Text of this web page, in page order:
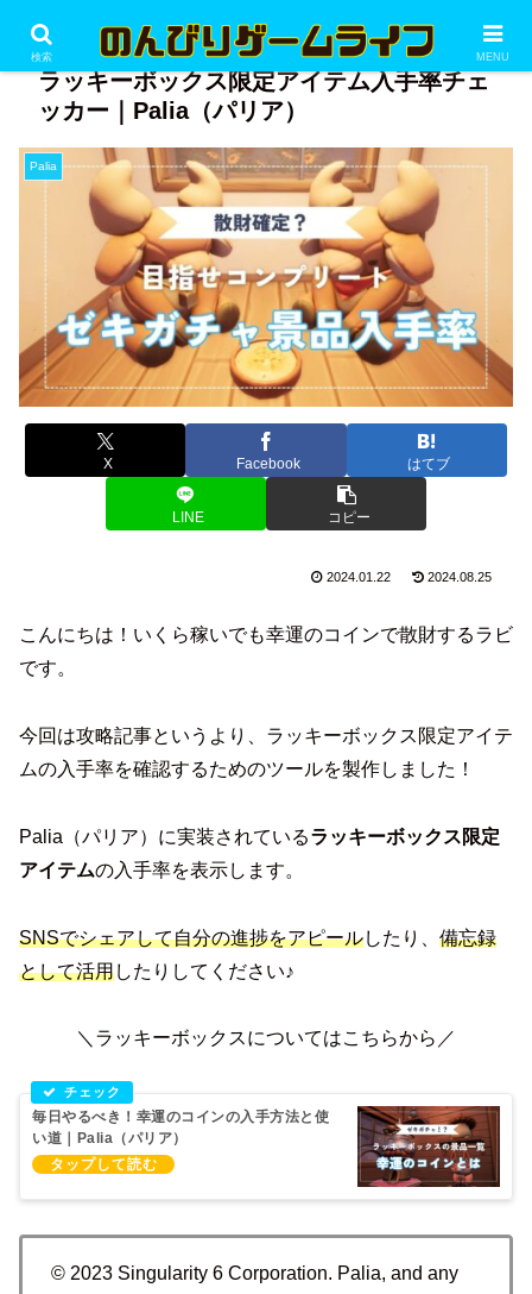
PR
ラッキーボックス限定アイテム入手率チェ
ッカー｜Palia（パリア）
Palia
X Facebook はてブ
LINE コピー
2024.01.22 2024.08.25
こんにちは！いくら稼いでも幸運のコインで散財するラビ
です。
今回は攻略記事というより、ラッキーボックス限定アイテ
ムの入手率を確認するためのツールを製作しました！
Palia（パリア）に実装されているラッキーボックス限定
アイテムの入手率を表示します。
SNSでシェアして自分の進捗をアピールしたり、 備忘録
として活用したりしてください♪
＼ラッキーボックスについてはこちらから／
毎日やるべき！幸運のコインの入手方法と使
い道｜Palia（パリア）
© 2023 Singularity 6 Corporation. Palia, and any
検索 MENU